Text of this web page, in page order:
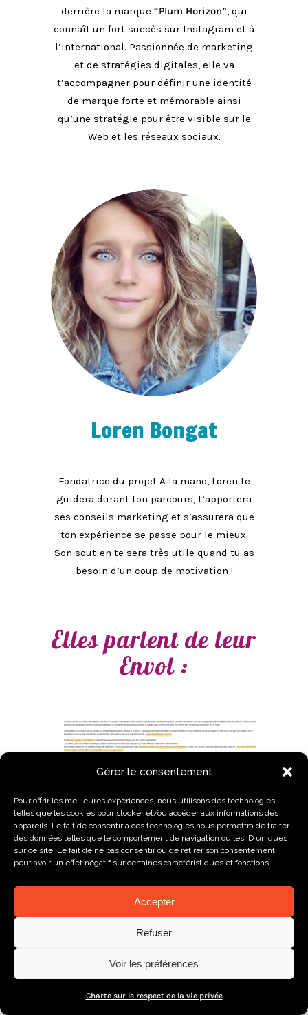
Gérer le consentement
Pour offrir les meilleures expériences, nous utilisons des technologies
telles que les cookies pour stocker et/ou accéder aux informations des
appareils. Le fait de consentir à ces technologies nous permettra de traiter
des données telles que le comportement de navigation ou les ID uniques
sur ce site. Le fait de ne pas consentir ou de retirer son consentement
peut avoir un effet négatif sur certaines caractéristiques et fonctions.
Accepter
Refuser
Voir les préférences
Charte sur le respect de la vie privée
derrière la marque “Plum Horizon”, qui
connaît un fort succès sur Instagram et à
l’international. Passionnée de marketing
et de stratégies digitales, elle va
t’accompagner pour définir une identité
de marque forte et mémorable ainsi
qu’une stratégie pour être visible sur le
Web et les réseaux sociaux.
Loren Bongat
Fondatrice du projet A la mano, Loren te
guidera durant ton parcours, t’apportera
ses conseils marketing et s’assurera que
ton expérience se passe pour le mieux.
Son soutien te sera très utile quand tu as
besoin d’un coup de motivation !
Elles parlent de leur
Envol :
Nathalie, de la marque Diatomée